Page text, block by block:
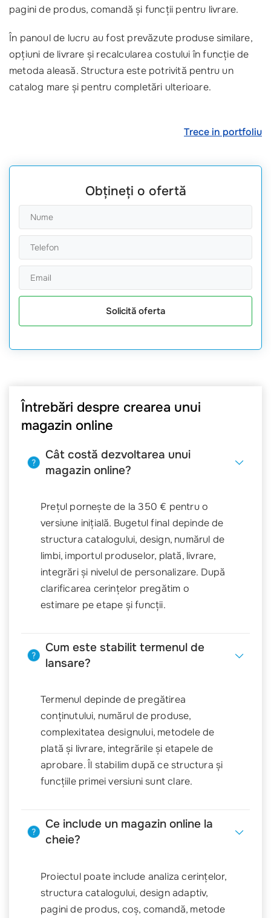
pagini de produs, comandă și funcții pentru livrare.
În panoul de lucru au fost prevăzute produse similare,
opțiuni de livrare și recalcularea costului în funcție de
metoda aleasă. Structura este potrivită pentru un
catalog mare și pentru completări ulterioare.
Trece in portfoliu
Obțineți o ofertă
Solicită oferta
Întrebări despre crearea unui
magazin online
Cât costă dezvoltarea unui
magazin online?
Prețul pornește de la 350 € pentru o
versiune inițială. Bugetul final depinde de
structura catalogului, design, numărul de
limbi, importul produselor, plată, livrare,
integrări și nivelul de personalizare. După
clarificarea cerințelor pregătim o
estimare pe etape și funcții.
Cum este stabilit termenul de
lansare?
Termenul depinde de pregătirea
conținutului, numărul de produse,
complexitatea designului, metodele de
plată și livrare, integrările și etapele de
aprobare. Îl stabilim după ce structura și
funcțiile primei versiuni sunt clare.
Ce include un magazin online la
cheie?
Proiectul poate include analiza cerințelor,
structura catalogului, design adaptiv,
pagini de produs, coș, comandă, metode